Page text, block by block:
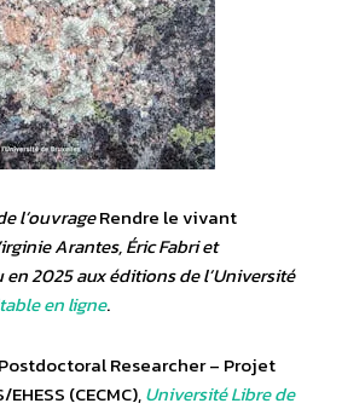
l’ouvrageRendre le vivant
Arantes, Éric Fabri et
en 2025 aux éditions de l’Université
en ligne.
Researcher – Projet
EHESS (CECMC),Université Libre de